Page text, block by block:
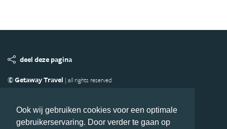
Ook wij gebruiken cookies voor een optimale
gebruikerservaring. Door verder te gaan op
deel deze pagina
© Getaway Travel | all rights reserved
Copyright
Privacy statement Disclaimer
Cookies
Volg Oceanie.nl